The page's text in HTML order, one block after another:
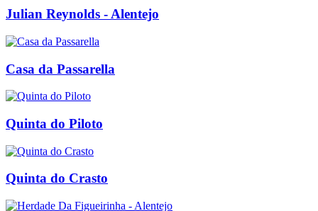
Julian Reynolds - Alentejo
Casa da Passarella
Quinta do Piloto
Quinta do Crasto